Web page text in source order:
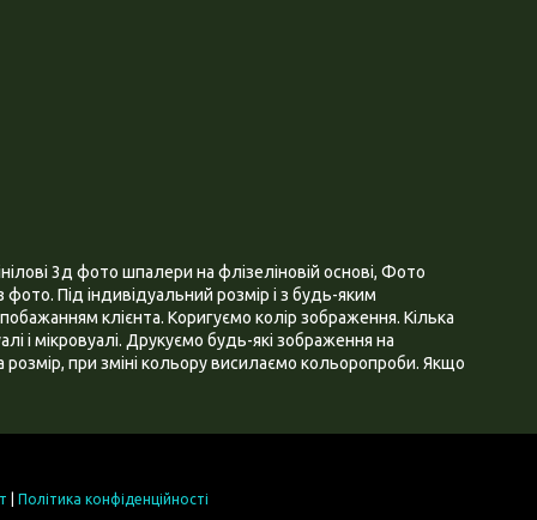
3д фото шпалери на флізеліновій основі, Фото
Під індивідуальний розмір і з будь-яким
клієнта. Коригуємо колір зображення. Кілька
і мікровуалі. Друкуємо будь-які зображення на
при зміні кольору висилаємо кольоропроби. Якщо
Політика конфіденційності